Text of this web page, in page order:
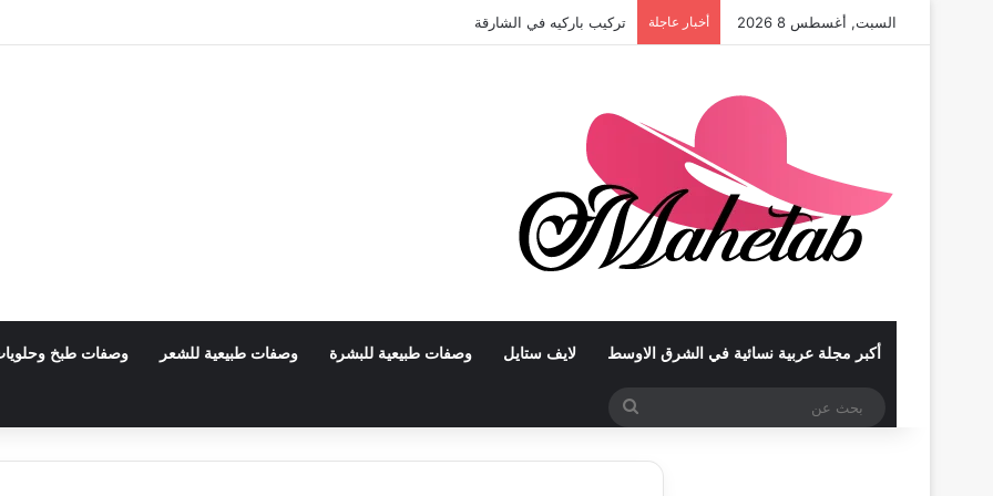
السبت, أغسطس 8 2026 أخبار عاجلة تركيب باركيه في الشارقة
أكبر مجلة عربية نسائية في الشرق الاوسط لايف ستايل وصفات طبيعية للبشرة وصفات طبيعية للشعر وصفات طبخ
بحث